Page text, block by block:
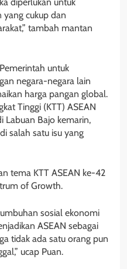
yang cukup dan
tambah mantan
untuk
negara-negara lain
harga pangan global.
Tinggi (KTT) ASEAN
Labuan Bajo kemarin,
salah satu isu yang
tema KTT ASEAN ke-42
of Growth.
sosial ekonomi
ASEAN sebagai
tidak ada satu orang pun
ucap Puan.